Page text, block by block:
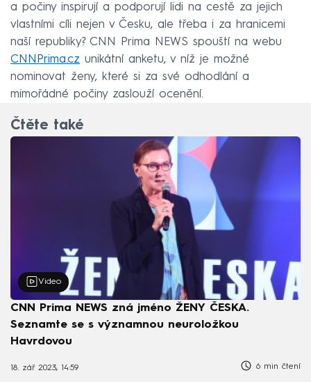
a počiny inspirují a podporují lidi na cestě za jejich
vlastními cíli nejen v Česku, ale třeba i za hranicemi
naší republiky? CNN Prima NEWS spouští na webu
CNNPrima.cz unikátní anketu, v níž je možné
nominovat ženy, které si za své odhodlání a
mimořádné počiny zaslouží ocenění.
Čtěte také
Video
CNN Prima NEWS zná jméno ŽENY ČESKA.
Seznamte se s významnou neuroložkou
Havrdovou
18. zář 2023, 14:59 6 min čtení